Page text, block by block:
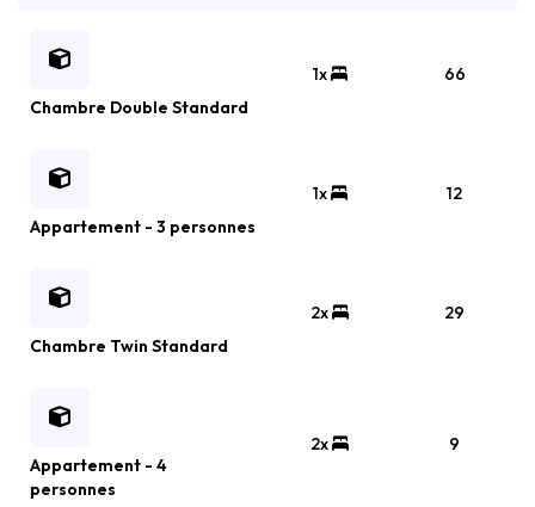
Chambre Double Standard
1x 66
Appartement - 3 personnes
1x 12
Chambre Twin Standard
2x 29
Appartement - 4
personnes
2x 9